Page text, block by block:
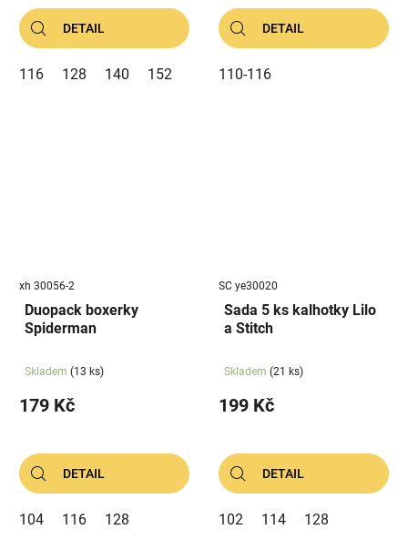
DETAIL
116 128 140 152
DETAIL
110-116
xh 30056-2
Duopack boxerky
Spiderman
Skladem (13 ks)
179 Kč
DETAIL
104 116 128
SC ye30020
Sada 5 ks kalhotky Lilo
a Stitch
Skladem (21 ks)
199 Kč
DETAIL
102 114 128